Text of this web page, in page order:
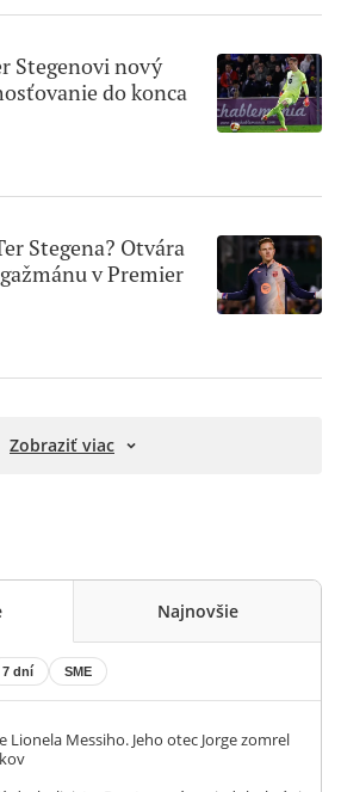
Stegenovi nový
do konca
Stegena? Otvára
v Premier
Zobraziť viac
Najnovšie
7 dní SME
Lionela Messiho. Jeho otec Jorge zomrel